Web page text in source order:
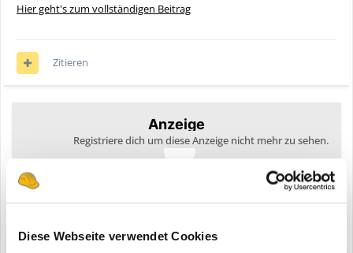
Diese Webseite verwendet Cookies
Hier geht's zum vollständigen Beitrag
Zitieren
Anzeige
Registriere dich um diese Anzeige nicht mehr zu sehen.